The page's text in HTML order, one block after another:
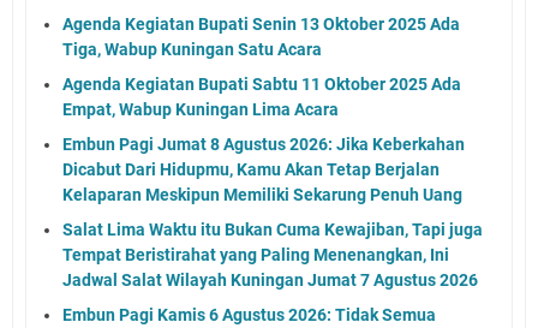
Agenda Kegiatan Bupati Senin 13 Oktober 2025 Ada
Tiga, Wabup Kuningan Satu Acara
Agenda Kegiatan Bupati Sabtu 11 Oktober 2025 Ada
Empat, Wabup Kuningan Lima Acara
Embun Pagi Jumat 8 Agustus 2026: Jika Keberkahan
Dicabut Dari Hidupmu, Kamu Akan Tetap Berjalan
Kelaparan Meskipun Memiliki Sekarung Penuh Uang
Salat Lima Waktu itu Bukan Cuma Kewajiban, Tapi juga
Tempat Beristirahat yang Paling Menenangkan, Ini
Jadwal Salat Wilayah Kuningan Jumat 7 Agustus 2026
Embun Pagi Kamis 6 Agustus 2026: Tidak Semua